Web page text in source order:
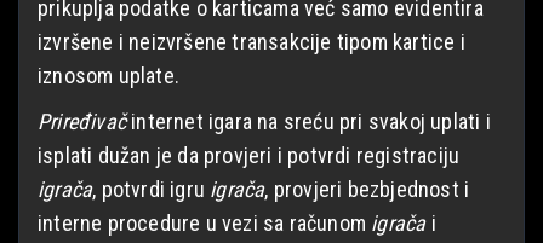
prikuplja podatke o karticama već samo evidentira
izvršene i neizvršene transakcije tipom kartice i
iznosom uplate.
Priređivačinternet igara na sreću pri svakoj uplati i
isplati dužan je da provjeri i potvrdi registraciju
igrača, potvrdi igru igrača, provjeri bezbjednost i
interne procedure u vezi sa računom igračai